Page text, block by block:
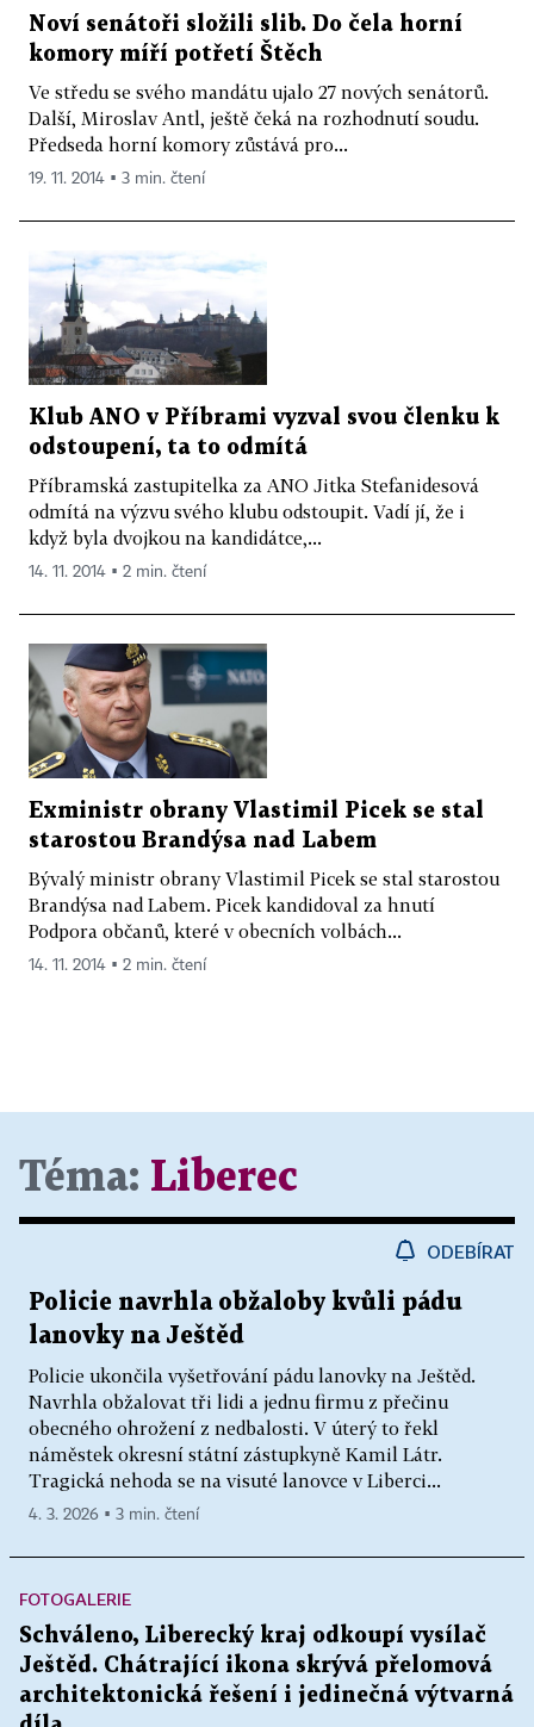
Noví senátoři složili slib. Do čela horní
komory míří potřetí Štěch
Ve středu se svého mandátu ujalo 27 nových senátorů.
Další, Miroslav Antl, ještě čeká na rozhodnutí soudu.
Předseda horní komory zůstává pro...
19. 11. 2014 ▪ 3 min. čtení
Klub ANO v Příbrami vyzval svou členku k
odstoupení, ta to odmítá
Příbramská zastupitelka za ANO Jitka Stefanidesová
odmítá na výzvu svého klubu odstoupit. Vadí jí, že i
když byla dvojkou na kandidátce,...
14. 11. 2014 ▪ 2 min. čtení
Exministr obrany Vlastimil Picek se stal
starostou Brandýsa nad Labem
Bývalý ministr obrany Vlastimil Picek se stal starostou
Brandýsa nad Labem. Picek kandidoval za hnutí
Podpora občanů, které v obecních volbách...
14. 11. 2014 ▪ 2 min. čtení
Téma: Liberec
ODEBÍRAT
Policie navrhla obžaloby kvůli pádu
lanovky na Ještěd
Policie ukončila vyšetřování pádu lanovky na Ještěd.
Navrhla obžalovat tři lidi a jednu firmu z přečinu
obecného ohrožení z nedbalosti. V úterý to řekl
náměstek okresní státní zástupkyně Kamil Látr.
Tragická nehoda se na visuté lanovce v Liberci...
4. 3. 2026 ▪ 3 min. čtení
FOTOGALERIE
Schváleno, Liberecký kraj odkoupí vysílač
Ještěd. Chátrající ikona skrývá přelomová
architektonická řešení i jedinečná výtvarná